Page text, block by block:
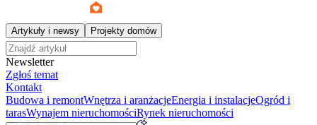
Artykuły i newsy Projekty domów
Newsletter
Zgłoś temat
Kontakt
Budowa i remontWnętrza i aranżacjeEnergia i instalacjeOgród i
tarasWynajem nieruchomościRynek nieruchomości